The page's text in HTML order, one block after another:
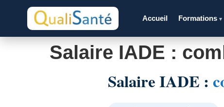
Accueil Formations▾
Salaire IADE :
Salaire IADE :